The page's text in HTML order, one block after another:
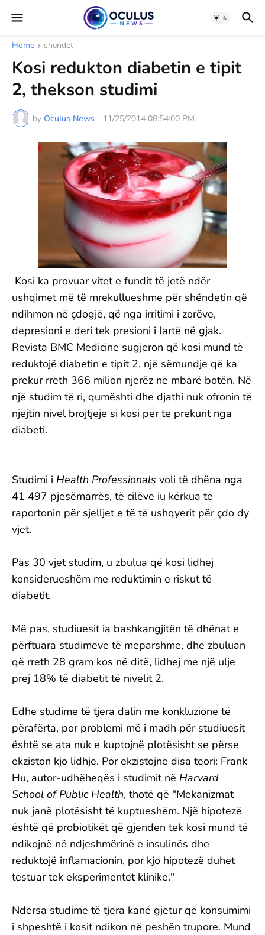
Home shendet
Kosi redukton diabetin e tipit
2, thekson studimi
by Oculus News - 11/25/2014 08:54:00 PM
Kosi ka provuar vitet e fundit të jetë ndër
ushqimet më të mrekullueshme për shëndetin që
ndihmon në çdogjë, që nga irritimi i zorëve,
depresioni e deri tek presioni i lartë në gjak.
Revista BMC Medicine sugjeron që kosi mund të
reduktojë diabetin e tipit 2, një sëmundje që ka
prekur rreth 366 milion njerëz në mbarë botën. Në
një studim të ri, qumështi dhe djathi nuk ofronin të
njëjtin nivel brojtjeje si kosi për të prekurit nga
diabeti.
Studimi i Health Professionals voli të dhëna nga
41 497 pjesëmarrës, të cilëve iu kërkua të
raportonin për sjelljet e të të ushqyerit për çdo dy
vjet.
Pas 30 vjet studim, u zbulua që kosi lidhej
konsiderueshëm me reduktimin e riskut të
diabetit.
Më pas, studiuesit ia bashkangjitën të dhënat e
përftuara studimeve të mëparshme, dhe zbuluan
që rreth 28 gram kos në ditë, lidhej me një ulje
prej 18% të diabetit të nivelit 2.
Edhe studime të tjera dalin me konkluzione të
përafërta, por problemi më i madh për studiuesit
është se ata nuk e kuptojnë plotësisht se përse
ekziston kjo lidhje. Por ekzistojnë disa teori: Frank
Hu, autor-udhëheqës i studimit në Harvard
School of Public Health, thotë që "Mekanizmat
nuk janë plotësisht të kuptueshëm. Një hipotezë
është që probiotikët që gjenden tek kosi mund të
ndikojnë në ndjeshmërinë e insulinës dhe
reduktojë inflamacionin, por kjo hipotezë duhet
testuar tek eksperimentet klinike."
Ndërsa studime të tjera kanë gjetur që konsumimi
i shpeshtë i kosit ndikon në peshën trupore. Mund